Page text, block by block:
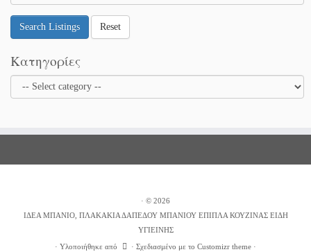
Search Listings Reset
Κατηγορίες
· © 2026
ΙΔΕΑ ΜΠΑΝΙΟ, ΠΛΑΚΑΚΙΑ ΔΑΠΕΔΟΥ ΜΠΑΝΙΟΥ ΕΠΙΠΛΑ ΚΟΥΖΙΝΑΣ ΕΙΔΗ
ΥΓΙΕΙΝΗΣ
· Υλοποιήθηκε από · Σχεδιασμένο με το Customizr theme ·